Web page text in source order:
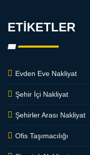
ETIKETLER
Evden Eve Nakliyat
Şehir İçi Nakliyat
Şehirler Arası Nakliyat
Ofis Taşımacılığı